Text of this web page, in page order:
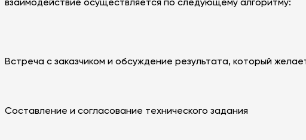
Встреча с заказчиком и обсуждение результата, который
Составление и согласование технического задания